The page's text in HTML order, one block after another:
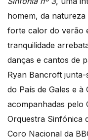
homem, da
forte calor do verão
tranquilidade
danças e cantos de
Ryan Bancroft
do País de Gales e
acompanhadas pelo
Orquestra Sinfónica
Coro Nacional da